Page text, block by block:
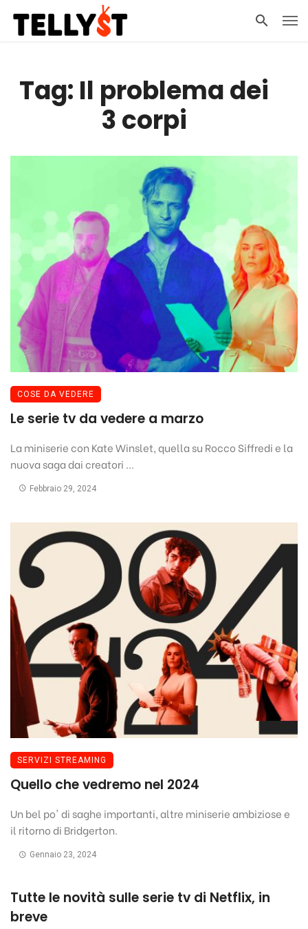
Tag: Il problema dei
3 corpi
COSE DA VEDERE
Le serie tv da vedere a marzo
La miniserie con Kate Winslet, quella su Rocco Siffredi e la
nuova saga dai creatori ...
Febbraio 29, 2024
SERVIZI STREAMING
Quello che vedremo nel 2024
Un bel po' di saghe importanti, altre miniserie ambiziose e
il ritorno di Bridgerton.
Gennaio 23, 2024
Tutte le novità sulle serie tv di Netflix, in
breve